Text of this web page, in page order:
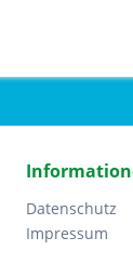
Datenschutz
Impressum